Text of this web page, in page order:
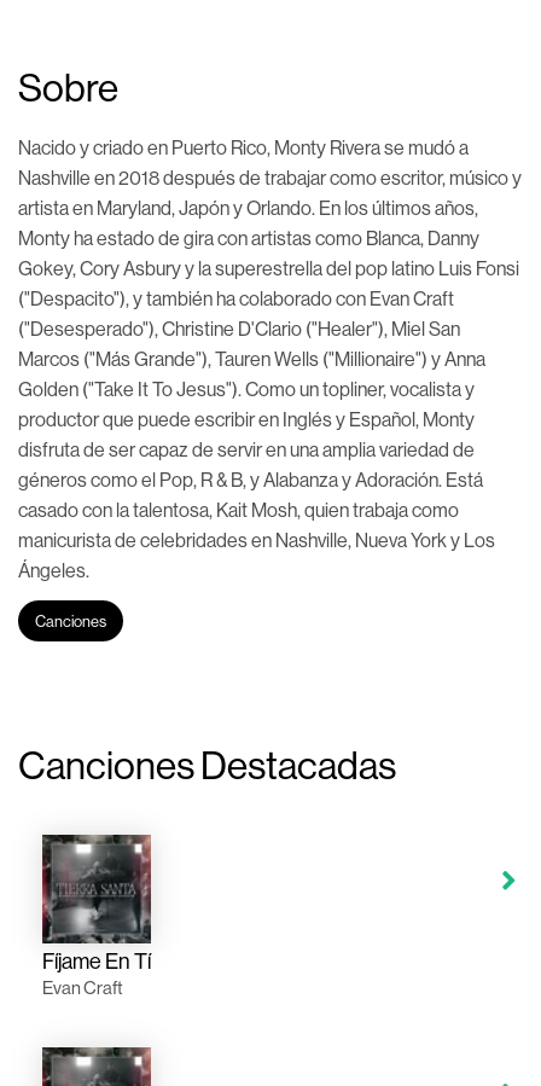
Sobre
Nacido y criado en Puerto Rico, Monty Rivera se mudó a
Nashville en 2018 después de trabajar como escritor, músico y
artista en Maryland, Japón y Orlando. En los últimos años,
Monty ha estado de gira con artistas como Blanca, Danny
Gokey, Cory Asbury y la superestrella del pop latino Luis Fonsi
("Despacito"), y también ha colaborado con Evan Craft
("Desesperado"), Christine D'Clario ("Healer"), Miel San
Marcos ("Más Grande"), Tauren Wells ("Millionaire") y Anna
Golden ("Take It To Jesus"). Como un topliner, vocalista y
productor que puede escribir en Inglés y Español, Monty
disfruta de ser capaz de servir en una amplia variedad de
géneros como el Pop, R & B, y Alabanza y Adoración. Está
casado con la talentosa, Kait Mosh, quien trabaja como
manicurista de celebridades en Nashville, Nueva York y Los
Ángeles.
Canciones
Canciones Destacadas
Fíjame En Tí
Evan Craft